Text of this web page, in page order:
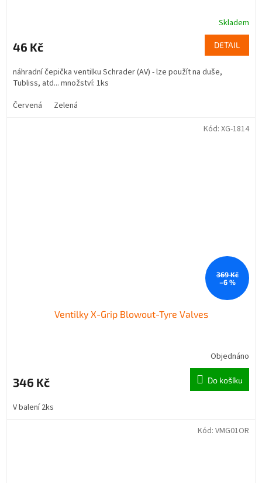
Skladem
46 Kč DETAIL
náhradní čepička ventilku Schrader (AV) - lze použít na duše,
Tubliss, atd... množství: 1ks
Červená
Zelená
369 Kč
–6 %
Ventilky X-Grip Blowout-Tyre Valves
Objednáno
346 Kč Do košíku
V balení 2ks
Kód: XG-1814
Kód: VMG01OR